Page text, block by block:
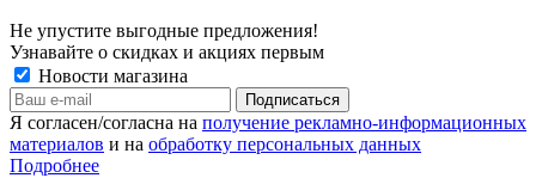
Не упустите выгодные предложения!
Узнавайте о скидках и акциях первым
Новости магазина
Я согласен/согласна на получение рекламно-информационных
материалов и на обработку персональных данных
Подробнее